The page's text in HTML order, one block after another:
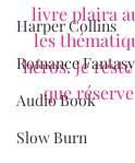
Harper Collins
Romance Fantasy
Audio Book
Slow Burn
livre plaira
les
héros. Je
que